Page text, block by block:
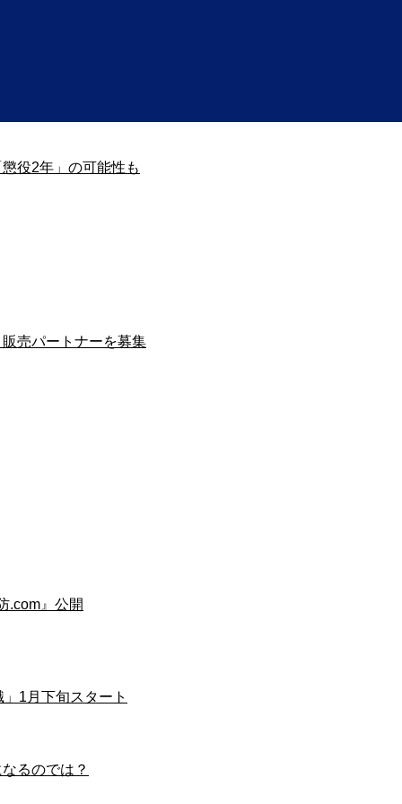
役2年」の可能性も
売パートナーを募集
.com』公開
1月下旬スタート
るのでは？